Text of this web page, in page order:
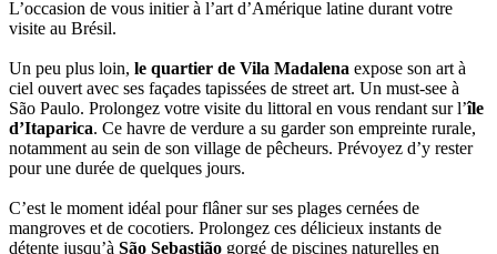
L’occasion de vous initier à l’art d’Amérique latine durant votre
visite au Brésil.
Un peu plus loin, le quartier de Vila Madalena expose son art à
ciel ouvert avec ses façades tapissées de street art. Un must-see à
São Paulo. Prolongez votre visite du littoral en vous rendant sur l’île
d’Itaparica. Ce havre de verdure a su garder son empreinte rurale,
notamment au sein de son village de pêcheurs. Prévoyez d’y rester
pour une durée de quelques jours.
C’est le moment idéal pour flâner sur ses plages cernées de
mangroves et de cocotiers. Prolongez ces délicieux instants de
détente jusqu’à São Sebastião gorgé de piscines naturelles en